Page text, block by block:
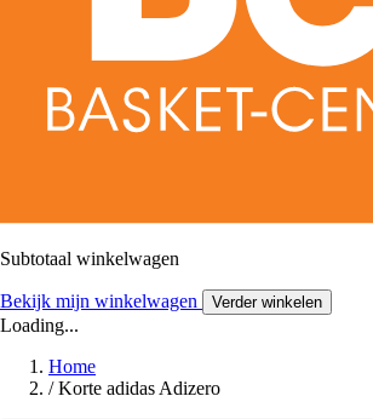
Subtotaal winkelwagen
Bekijk mijn winkelwagen Verder winkelen
Loading...
Home
/ Korte adidas Adizero